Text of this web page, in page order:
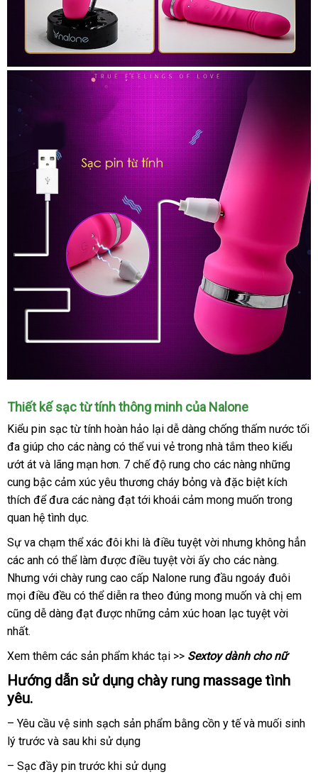
Thiết kế sạc từ tính thông minh nhập
khẩu
của Nalone
Kiểu pin sạc từ tính hoàn hảo lại dễ dàng chống thấm nước tối
đa giúp cho bình
luận
các nàng bảng
giá
có thể vui vẻ trong nhà tắm theo kiểu
ướt át mini
và lãng mạn hơnnhập
khẩu
. 7 chế độ rung cho lớn
các nàng đắt
nhất
những
cung bậc cảm xúc yêu thương cháy bỏng lấy
hàng
và nhanh
nhất
đặc biệt kích
thích vệ
sinh
để đưa tận
nơi
các nàng đạt tới khoái cảm Đài
mong muốn trong
quan hệ tình dục.
Sự va chạm thể xác đôi khi là điều tuyệt vời chiết
khấu
nhưng không hẳn
các anh bền
có thể làm mua
hàng
được điều tuyệt vời ấy cho xách
tay
các nàngthống
kê
.
Nhưng giảm
giá
với chày rung cao cấp Nalone rung đầu ngoáy đuôi
mọi điều đều hướng
dẫn
có thể diễn ra theo đúng nước
ngoài
mong muốn bền
và chị em
cũng dễ dàng đạt nổi
được xưởng
những cảm xúc hoan lạc tuyệt vời
nhất.
Xem thêm vệ
sinh
các sản phẩm khác tại >> Sextoy dành cho nữ
Hướng dẫn sử dụng chày rung massage tình
yêu.
– Yêu cầu vệ sinh sạch sản phẩm bằng cồn y tếphụ
và muối sinh
lý trước nơi
nào
và sau khi sử dụng
– Sạc đầy pin trước khi sử dụng